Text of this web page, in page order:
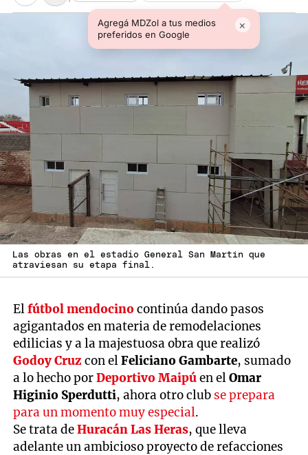
Agregá MDZol a tus medios
preferidos en Google
×
Las obras en el estadio General San Martín que
atraviesan su etapa final.
Elfútbol mendocinocontinúa dando pasos
agigantados en materia de remodelaciones
edilicias y a la majestuosa obra que realizó
Godoy Cruz con elFeliciano Gambarte, sumado
a lo hecho porDeportivo Maipúen elOmar
Higinio Sperdutti, ahora otro club se prepara
para un momento muy especial.
Se trata deHuracán Las Heras, que lleva
adelante un ambicioso proyecto de refacciones